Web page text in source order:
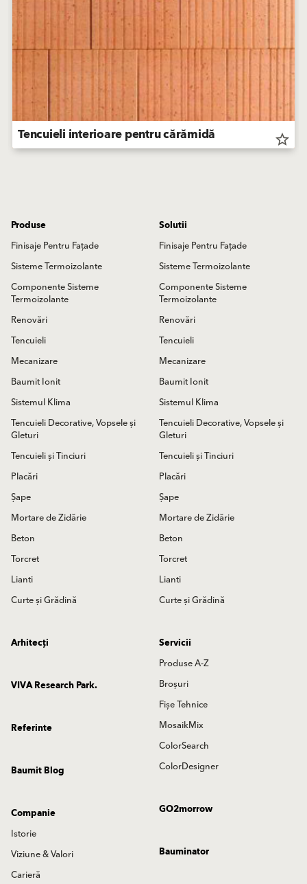
Tencuieli interioare pentru cărămidă star_border
Produse
Finisaje Pentru Fațade
Sisteme Termoizolante
Componente Sisteme
Termoizolante
Renovări
Tencuieli
Mecanizare
Baumit Ionit
Sistemul Klima
Tencuieli Decorative, Vopsele și
Gleturi
Tencuieli și Tinciuri
Placări
Șape
Mortare de Zidărie
Beton
Torcret
Lianti
Curte și Grădină
Solutii
Finisaje Pentru Fațade
Sisteme Termoizolante
Componente Sisteme
Termoizolante
Renovări
Tencuieli
Mecanizare
Baumit Ionit
Sistemul Klima
Tencuieli Decorative, Vopsele și
Gleturi
Tencuieli și Tinciuri
Placări
Șape
Mortare de Zidărie
Beton
Torcret
Lianti
Curte și Grădină
Arhitecți
Servicii
Produse A-Z
Broșuri
Fișe Tehnice
MosaikMix
ColorSearch
ColorDesigner
VIVA Research Park.
Referinte
Baumit Blog
GO2morrow
Companie
Istorie
Viziune & Valori
Carieră
Bauminator